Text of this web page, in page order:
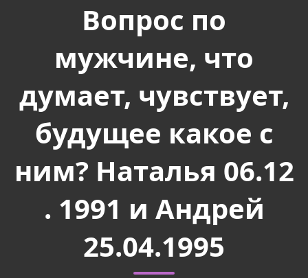
Вопрос по
мужчине, что
думает, чувствует,
будущее какое с
ним? Наталья 06.12
. 1991 и Андрей
25.04.1995